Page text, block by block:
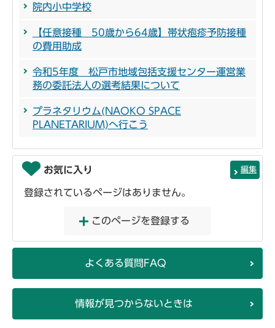
院内小中学校
【任意接種 50歳から64歳】帯状疱疹予防接種
の費用助成
令和5年度 松戸市地域包括支援センター運営業
務の委託法人の選考結果について
プラネタリウム(NAOKO SPACE
PLANETARIUM)へ行こう
お気に入り 編集
登録されているページはありません。
このページを登録する
よくある質問FAQ
情報が見つからないときは